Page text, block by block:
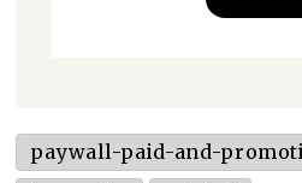
paywall-paid-and-